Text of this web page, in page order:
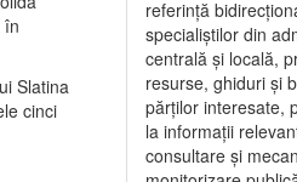
în
Slatina
cinci
referință
specialiștilor din
centrală și locală,
resurse, ghiduri și
părților interesate,
la informații
consultare și